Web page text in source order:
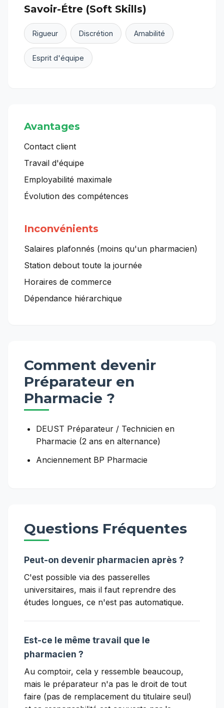
Savoir-Étre (Soft Skills)
Rigueur Discrétion Amabilité
Esprit d'équipe
Avantages
Contact client
Travail d'équipe
Employabilité maximale
Évolution des compétences
Inconvénients
Salaires plafonnés (moins qu'un pharmacien)
Station debout toute la journée
Horaires de commerce
Dépendance hiérarchique
Comment devenir
Préparateur en
Pharmacie ?
DEUST Préparateur / Technicien en
Pharmacie (2 ans en alternance)
Anciennement BP Pharmacie
Questions Fréquentes
Peut-on devenir pharmacien après ?
C'est possible via des passerelles
universitaires, mais il faut reprendre des
études longues, ce n'est pas automatique.
Est-ce le même travail que le
pharmacien ?
Au comptoir, cela y ressemble beaucoup,
mais le préparateur n'a pas le droit de tout
faire (pas de remplacement du titulaire seul)